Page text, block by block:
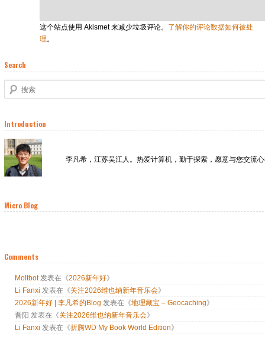
这个站点使用 Akismet 来减少垃圾评论。 了解你的评论数据如何被处
理。
Search
搜索
Introduction
李凡希，江苏吴江人。热爱计算机，勤于探索，愿意与您交流
Micro Blog
Comments
Moltbot发表在《2026新年好》
Li Fanxi 发表在《关注2026维也纳新年音乐会》
2026新年好 | 李凡希的Blog 发表在《地理藏宝 – Geocaching》
晋阳 发表在《关注2026维也纳新年音乐会》
Li Fanxi 发表在《折腾WD My Book World Edition》